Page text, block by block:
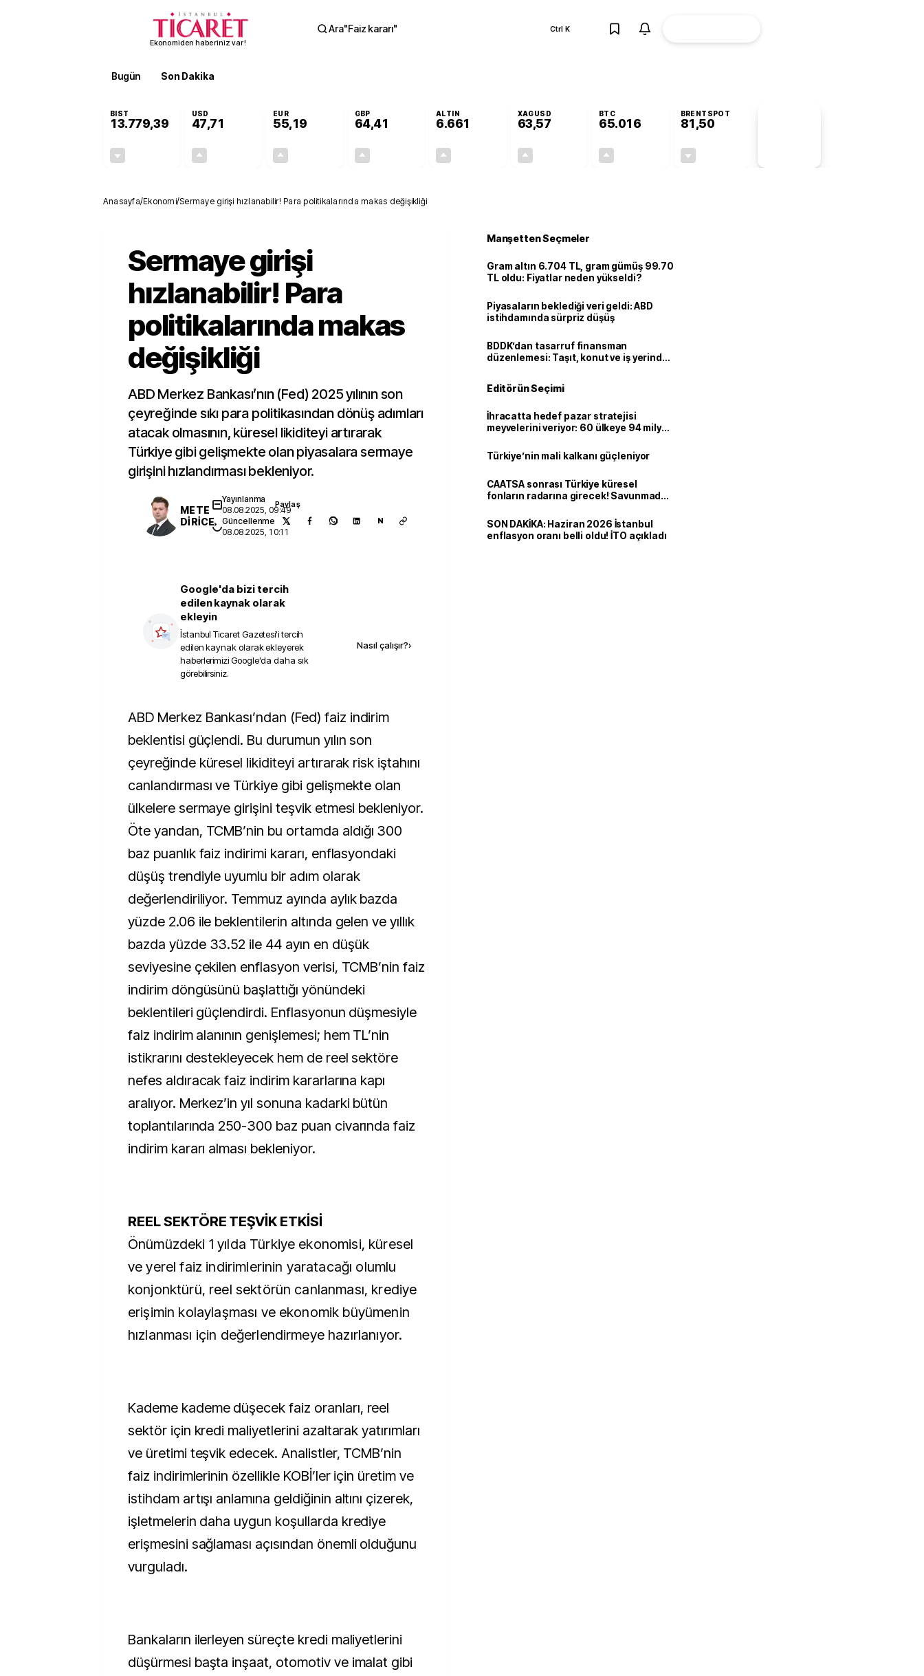
Ekonomiden haberiniz var!
Ara"Faiz kararı" Ctrl K
Bugün Son Dakika
BIST
13.779,39
USD
47,71
EUR
55,19
GBP
64,41
ALTIN
6.661
XAGUSD
63,57
BTC
65.016
BRENTSPOT
81,50
Anasayfa/Ekonomi/Sermaye girişi hızlanabilir! Para politikalarında makas değişikliği
Sermaye girişi
hızlanabilir! Para
politikalarında makas
değişikliği
ABD Merkez Bankası’nın (Fed) 2025 yılının son
çeyreğinde sıkı para politikasından dönüş adımları
atacak olmasının, küresel likiditeyi artırarak
Türkiye gibi gelişmekte olan piyasalara sermaye
girişini hızlandırması bekleniyor.
METE
DİRİCE
Yayınlanma
08.08.2025, 09:49
Güncellenme
08.08.2025, 10:11
Paylaş
N
Google'da bizi tercih
edilen kaynak olarak
ekleyin
İstanbul Ticaret Gazetesi'i tercih
edilen kaynak olarak ekleyerek
haberlerimizi Google'da daha sık
görebilirsiniz.
Nasıl çalışır?›
ABD Merkez Bankası’ndan (Fed) faiz indirim
beklentisi güçlendi. Bu durumun yılın son
çeyreğinde küresel likiditeyi artırarak risk iştahını
canlandırması ve Türkiye gibi gelişmekte olan
ülkelere sermaye girişini teşvik etmesi bekleniyor.
Öte yandan, TCMB’nin bu ortamda aldığı 300
baz puanlık faiz indirimi kararı, enflasyondaki
düşüş trendiyle uyumlu bir adım olarak
değerlendiriliyor. Temmuz ayında aylık bazda
yüzde 2.06 ile beklentilerin altında gelen ve yıllık
bazda yüzde 33.52 ile 44 ayın en düşük
seviyesine çekilen enflasyon verisi, TCMB’nin faiz
indirim döngüsünü başlattığı yönündeki
beklentileri güçlendirdi. Enflasyonun düşmesiyle
faiz indirim alanının genişlemesi; hem TL’nin
istikrarını destekleyecek hem de reel sektöre
nefes aldıracak faiz indirim kararlarına kapı
aralıyor. Merkez’in yıl sonuna kadarki bütün
toplantılarında 250-300 baz puan civarında faiz
indirim kararı alması bekleniyor.
REEL SEKTÖRE TEŞVİK ETKİSİ
Önümüzdeki 1 yılda Türkiye ekonomisi, küresel
ve yerel faiz indirimlerinin yaratacağı olumlu
konjonktürü, reel sektörün canlanması, krediye
erişimin kolaylaşması ve ekonomik büyümenin
hızlanması için değerlendirmeye hazırlanıyor.
Kademe kademe düşecek faiz oranları, reel
sektör için kredi maliyetlerini azaltarak yatırımları
ve üretimi teşvik edecek. Analistler, TCMB’nin
faiz indirimlerinin özellikle KOBİ’ler için üretim ve
istihdam artışı anlamına geldiğinin altını çizerek,
işletmelerin daha uygun koşullarda krediye
erişmesini sağlaması açısından önemli olduğunu
vurguladı.
Bankaların ilerleyen süreçte kredi maliyetlerini
düşürmesi başta inşaat, otomotiv ve imalat gibi
Manşetten Seçmeler
Gram altın 6.704 TL, gram gümüş 99.70
TL oldu: Fiyatlar neden yükseldi?
Piyasaların beklediği veri geldi: ABD
istihdamında sürpriz düşüş
BDDK’dan tasarruf finansman
düzenlemesi: Taşıt, konut ve iş yerinde
Editörün Seçimi
İhracatta hedef pazar stratejisi
meyvelerini veriyor: 60 ülkeye 94 milyar
Türkiye’nin mali kalkanı güçleniyor
CAATSA sonrası Türkiye küresel
fonların radarına girecek! Savunmadan
SON DAKİKA: Haziran 2026 İstanbul
enflasyon oranı belli oldu! İTO açıkladı